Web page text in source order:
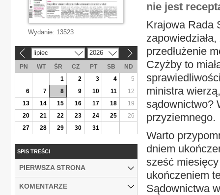
nie jest
Krajowa Rada
przedłużenie
Czyżby to
ministra
sądownictwo?
przyziemnego.
Warto
dniem
sześć
ukończeniem
Sądownictwa
Wydanie: 13523
lipiec 2026
PN WT ŚR CZ PT SB
ND
1
2 3 4
5
6
7 8 9 10 11
12
13
14 15 16 17 18
19
20
21 22 23 24 25
26
27
28 29 30 31
SPIS TREŚCI
PIERWSZA STRONA
KOMENTARZE